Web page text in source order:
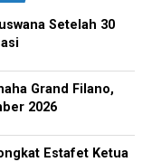
Setelah 30
Grand Filano,
2026
Estafet Ketua